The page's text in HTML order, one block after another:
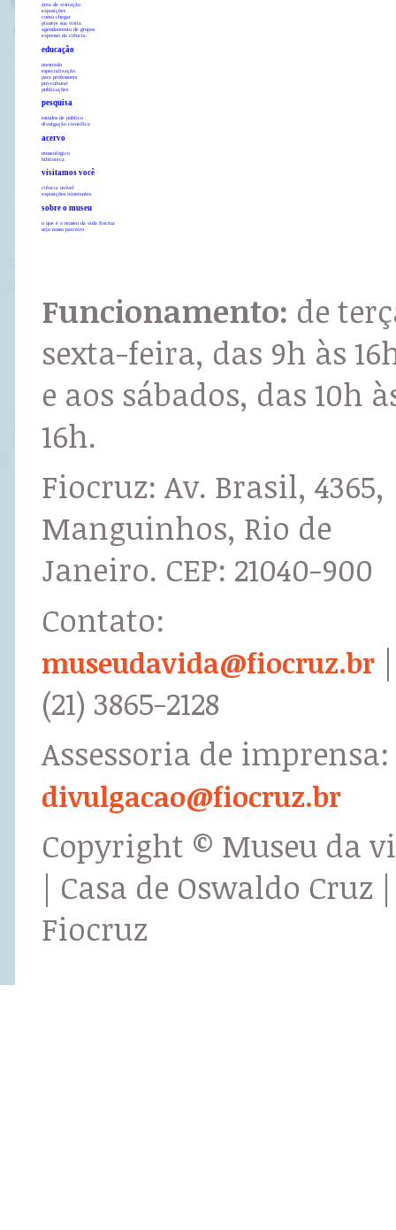
área de visitação
exposições
como chegar
planeje sua visita
agendamento de grupos
expresso da ciência
educação
mestrado
especialização
para professores
pró-cultural
publicações
pesquisa
estudos de público
divulgação científica
acervo
museológico
biblioteca
visitamos você
ciência móvel
exposições itinerantes
sobre o museu
o que é o museu da vida fiocruz
seja nosso parceiro
Funcionamento: de
sexta-feira, das 9h às
e aos sábados, das 10h
16h.
Fiocruz: Av. Brasil, 4365,
Manguinhos, Rio de
Janeiro. CEP: 21040-900
Contato:
museudavida@fiocruz.br |
(21) 3865-2128
Assessoria de imprensa:
divulgacao@fiocruz.br
Copyright © Museu da
| Casa de Oswaldo Cruz |
Fiocruz